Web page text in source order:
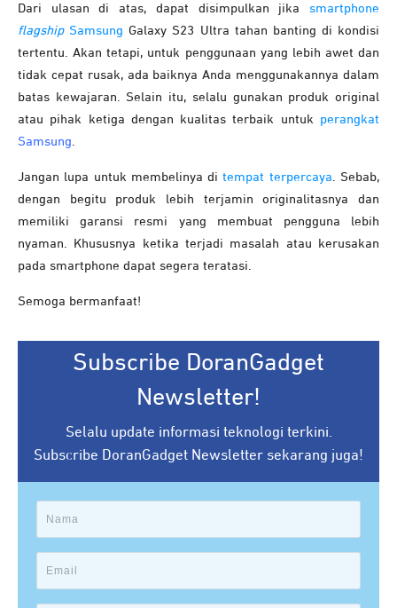
Dari ulasan di atas, dapat disimpulkan jika smartphone
flagshipSamsung Galaxy S23 Ultra tahan banting di kondisi
tertentu. Akan tetapi, untuk penggunaan yang lebih awet dan
tidak cepat rusak, ada baiknya Anda menggunakannya dalam
batas kewajaran. Selain itu, selalu gunakan produk original
atau pihak ketiga dengan kualitas terbaik untuk perangkat
Samsung.
Jangan lupa untuk membelinya ditempat terpercaya. Sebab,
dengan begitu produk lebih terjamin originalitasnya dan
memiliki garansi resmi yang membuat pengguna lebih
nyaman. Khususnya ketika terjadi masalah atau kerusakan
pada smartphone dapat segera teratasi.
Semoga bermanfaat!
Subscribe DoranGadget
Newsletter!
Selalu update informasi teknologi terkini.
Subscribe DoranGadget Newsletter sekarang juga!